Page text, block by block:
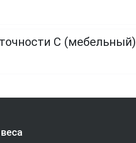
C (мебельный)